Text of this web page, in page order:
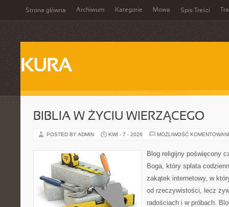
Strona główna Archiwum Kategorie Mowa Spis Treści
KURA
BIBLIA W ŻYCIU WIERZĄCEGO
POSTED BY ADMIN KWI - 7 - 2026 MOŻLIWOŚĆ
Blog religijny poświęcony
Boga, który splata
zakątek internetowy, w
od rzeczywistości, lecz
radościach i w próbach.